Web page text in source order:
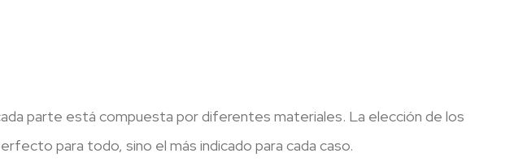
parte está compuesta por diferentes materiales. La elección de los
para todo, sino el más indicado para cada caso.